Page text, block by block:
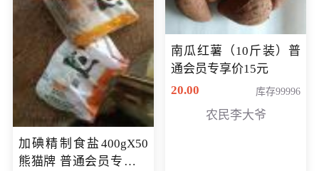
加碘精制食盐400gX50
熊猫牌 普通会员专享价
南瓜红薯（10斤装）普
通会员专享价15元
20.00
库存99996
农民李大爷